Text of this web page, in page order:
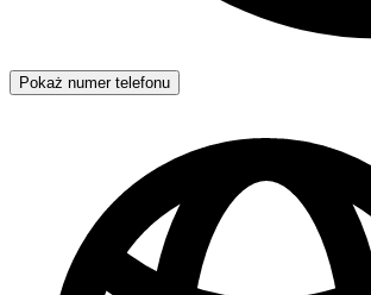
Pokaż numer telefonu